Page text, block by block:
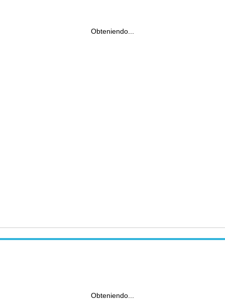
Obteniendo...
Obteniendo...